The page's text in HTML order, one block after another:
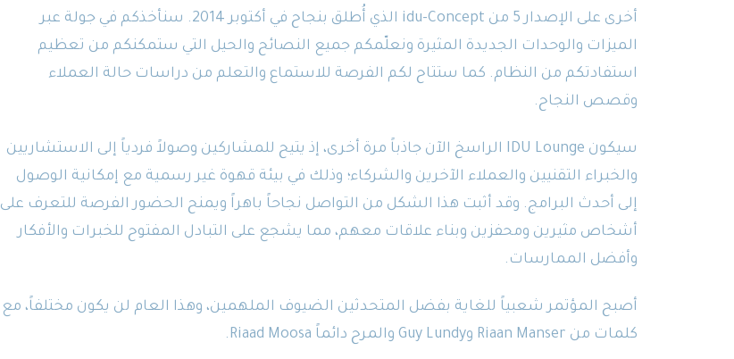
أخرى على الإصدار 5 من idu-Concept الذي أُطلق بنجاح في أكتوبر 2014. سنأخذكم في جولة عبر
الميزات والوحدات الجديدة المثيرة ونعلّمكم جميع النصائح والحيل التي ستمكنكم من تعظيم
استفادتكم من النظام. كما ستتاح لكم الفرصة للاستماع والتعلم من دراسات حالة العملاء
وقصص النجاح.
سيكون IDU Lounge الراسخ الآن جاذباً مرة أخرى، إذ يتيح للمشاركين وصولاً فردياً إلى الاستشاريين
والخبراء التقنيين والعملاء الآخرين والشركاء؛ وذلك في بيئة قهوة غير رسمية مع إمكانية الوصول
إلى أحدث البرامج. وقد أثبت هذا الشكل من التواصل نجاحاً باهراً ويمنح الحضور الفرصة للتعرف على
أشخاص مثيرين ومحفزين وبناء علاقات معهم، مما يشجع على التبادل المفتوح للخبرات والأفكار
وأفضل الممارسات.
أصبح المؤتمر شعبياً للغاية بفضل المتحدثين الضيوف الملهمين، وهذا العام لن يكون مختلفاً، مع
كلمات من Riaan Manser وGuy Lundy والمرح دائماً Riaad Moosa.